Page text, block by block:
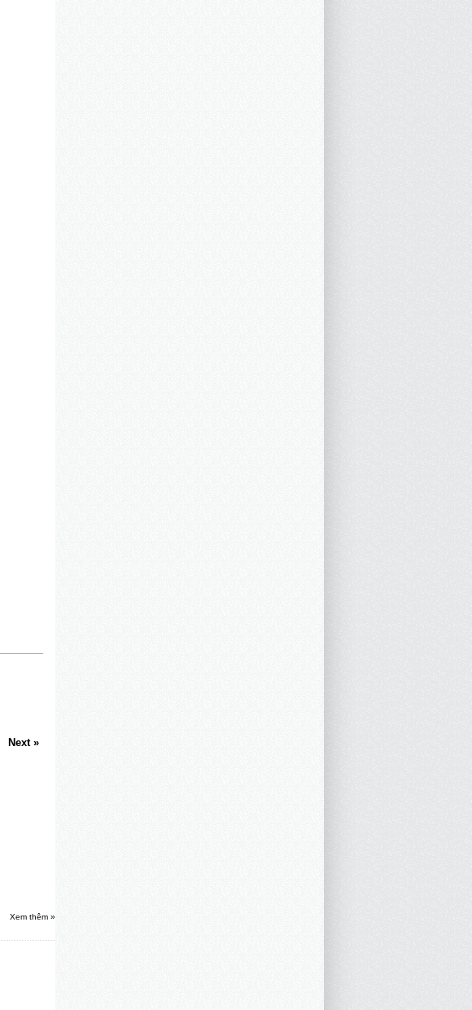
Next »
Xem thêm »